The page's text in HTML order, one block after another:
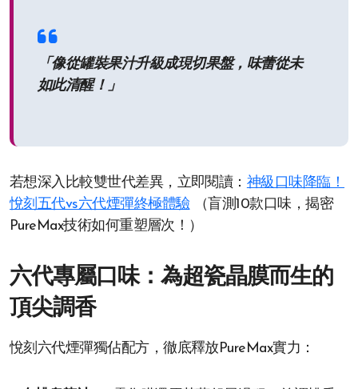
「像從罐裝果汁升級成現切果盤，味蕾從未
如此清醒！」
若想深入比較雙世代差異，立即閱讀： 神級口味降臨！
悅刻五代vs六代煙彈終極體驗（盲測10款口味，揭密
PureMax技術如何重塑層次！）
六代專屬口味：為超瓷晶膜而生的
頂尖調香
悅刻六代煙彈獨佔配方，徹底釋放PureMax實力：